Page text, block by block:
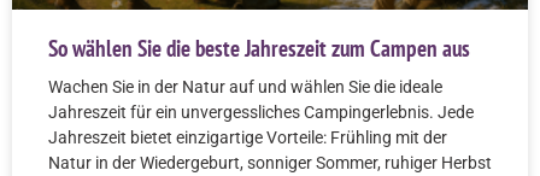
So wählen Sie die beste Jahreszeit zum Campen aus
Wachen Sie in der Natur auf und wählen Sie die ideale
Jahreszeit für ein unvergessliches Campingerlebnis. Jede
Jahreszeit bietet einzigartige Vorteile: Frühling mit der
Natur in der Wiedergeburt, sonniger Sommer, ruhiger Herbst